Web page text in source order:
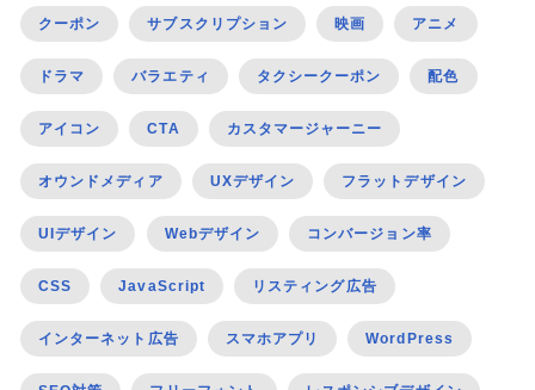
クーポン サブスクリプション 映画 アニメ
ドラマ バラエティ タクシークーポン 配色
アイコン CTA カスタマージャーニー
オウンドメディア UXデザイン フラットデザイン
UIデザイン Webデザイン コンバージョン率
CSS JavaScript リスティング広告
インターネット広告 スマホアプリ WordPress